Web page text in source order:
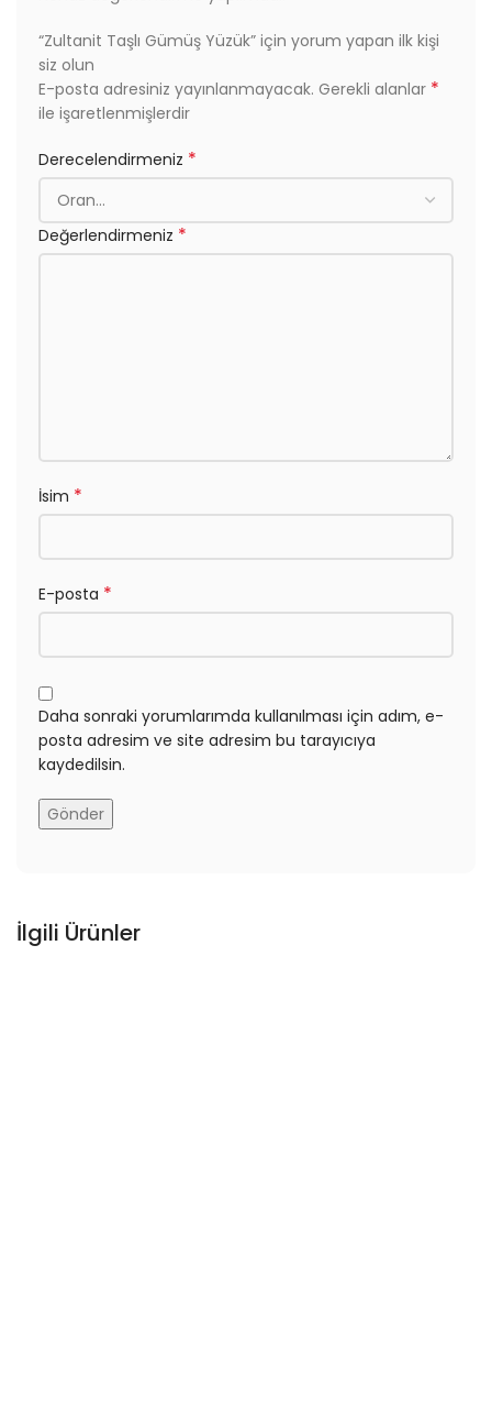
“Zultanit Taşlı Gümüş Yüzük” için yorum yapan ilk kişi
siz olun
E-posta adresiniz yayınlanmayacak. Gerekli alanlar *
ile işaretlenmişlerdir
Derecelendirmeniz *
Değerlendirmeniz *
İsim *
E-posta *
Daha sonraki yorumlarımda kullanılması için adım, e-
posta adresim ve site adresim bu tarayıcıya
kaydedilsin.
İlgili Ürünler